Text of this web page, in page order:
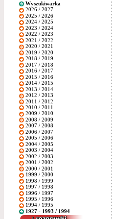
Wyszukiwarka
2026 / 2027
2025 / 2026
2024 / 2025
2023 / 2024
2022 / 2023
2021 / 2022
2020 / 2021
2019 / 2020
2018 / 2019
2017 / 2018
2016 / 2017
2015 / 2016
2014 / 2015
2013 / 2014
2012 / 2013
2011 / 2012
2010 / 2011
2009 / 2010
2008 / 2009
2007 / 2008
2006 / 2007
2005 / 2006
2004 / 2005
2003 / 2004
2002 / 2003
2001 / 2002
2000 / 2001
1999 / 2000
1998 / 1999
1997 / 1998
1996 / 1997
1995 / 1996
1994 / 1995
1927 - 1993 / 1994